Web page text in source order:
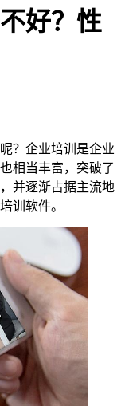
好？性
？企业培训是企业
相当丰富，突破了
并逐渐占据主流地
训软件。